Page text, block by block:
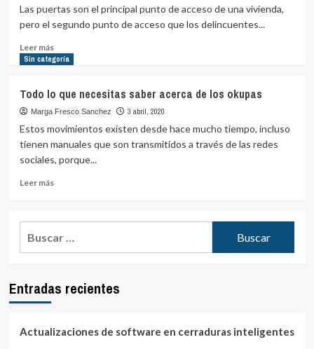
hogar
empresa
Las puertas son el principal punto de acceso de una vivienda,
pero el segundo punto de acceso que los delincuentes...
Leer másLeer
más
valiosas
para
reforzar
de
Sin categoría
Todo lo que necesitas saber acerca de los okupas
Marga Fresco Sanchez 3 abril, 2020
Estos movimientos existen desde hace mucho tiempo, incluso
tienen manuales que son transmitidos a través de las redes
sociales, porque...
Leer másLeer
Todo
lo
acerca
okupas
Entradas recientes
Actualizaciones de software en cerraduras inteligentes